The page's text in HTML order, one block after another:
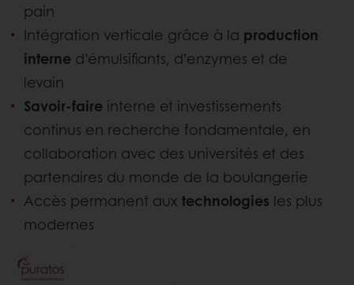
pain
Intégration verticale grâce à la production
interne d’émulsifiants, d’enzymes et de
levain
Savoir‑faire interne et investissements
continus en recherche fondamentale, en
collaboration avec des universités et des
partenaires du monde de la boulangerie
Accès permanent aux technologies les plus
modernes